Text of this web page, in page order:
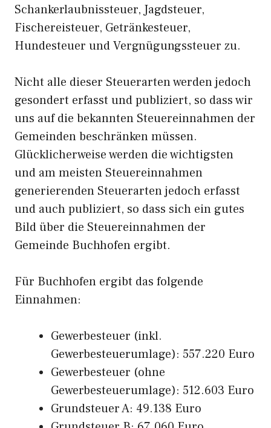
Schankerlaubnissteuer, Jagdsteuer,
Fischereisteuer, Getränkesteuer,
Hundesteuer und Vergnügungssteuer zu.
Nicht alle dieser Steuerarten werden jedoch
gesondert erfasst und publiziert, so dass wir
uns auf die bekannten Steuereinnahmen der
Gemeinden beschränken müssen.
Glücklicherweise werden die wichtigsten
und am meisten Steuereinnahmen
generierenden Steuerarten jedoch erfasst
und auch publiziert, so dass sich ein gutes
Bild über die Steuereinnahmen der
Gemeinde Buchhofen ergibt.
Für Buchhofen ergibt das folgende
Einnahmen:
Gewerbesteuer (inkl.
Gewerbesteuerumlage): 557.220 Euro
Gewerbesteuer (ohne
Gewerbesteuerumlage): 512.603 Euro
Grundsteuer A: 49.138 Euro